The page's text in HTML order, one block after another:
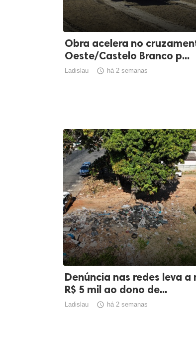
Obra acelera no
Oeste/Castelo Branco p...
Ladislau  há 2 semanas
Denúncia nas redes leva
R$ 5 mil ao dono de...
Ladislau  há 2 semanas